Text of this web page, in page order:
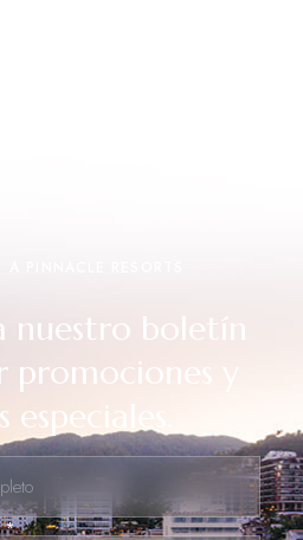
nuestro boletín
y
*